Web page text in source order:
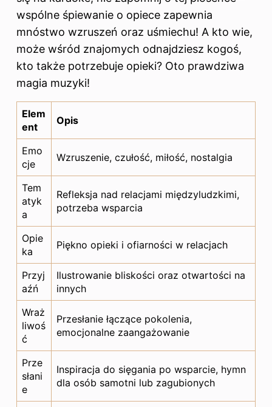
wspólne śpiewanie o opiece zapewnia
mnóstwo wzruszeń oraz uśmiechu! A kto wie,
może wśród znajomych odnajdziesz kogoś,
kto także potrzebuje opieki? Oto prawdziwa
magia muzyki!
Elem
ent
Opis
Emo
cje
Wzruszenie, czułość, miłość, nostalgia
Tem
atyk
a
Refleksja nad relacjami międzyludzkimi,
potrzeba wsparcia
Opie
ka
Piękno opieki i ofiarności w relacjach
Przyj
aźń
Ilustrowanie bliskości oraz otwartości na
innych
Wraż
liwoś
ć
Przesłanie łączące pokolenia,
emocjonalne zaangażowanie
Prze
słani
e
Inspiracja do sięgania po wsparcie, hymn
dla osób samotni lub zagubionych